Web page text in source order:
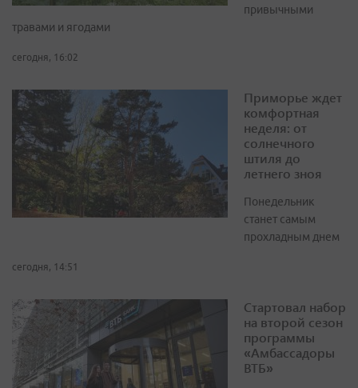
привычными
травами и ягодами
сегодня, 16:02
Приморье ждет
комфортная
неделя: от
солнечного
штиля до
летнего зноя
Понедельник
станет самым
прохладным днем
сегодня, 14:51
Стартовал набор
на второй сезон
программы
«Амбассадоры
ВТБ»